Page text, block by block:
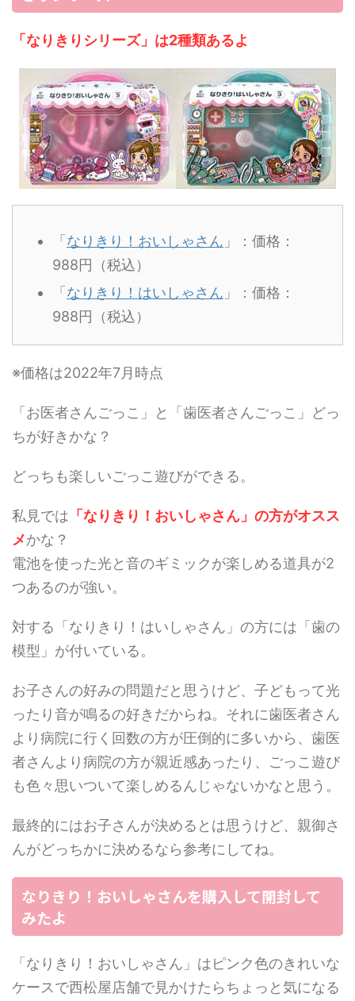
「なりきりシリーズ」は2種類あるよ
「なりきり！おいしゃさん 」：価格：
988円（税込）
「なりきり！はいしゃさん 」：価格：
988円（税込）
※価格は2022年7月時点
「お医者さんごっこ」と「歯医者さんごっこ」どっ
ちが好きかな？
どっちも楽しいごっこ遊びができる。
私見では 「なりきり！おいしゃさん」の方がオスス
メかな？
電池を使った光と音のギミックが楽しめる道具が2
つあるのが強い。
対する「なりきり！はいしゃさん」の方には「歯の
模型」が付いている。
お子さんの好みの問題だと思うけど、子どもって光
ったり音が鳴るの好きだからね。それに歯医者さん
より病院に行く回数の方が圧倒的に多いから、歯医
者さんより病院の方が親近感あったり、ごっこ遊び
も色々思いついて楽しめるんじゃないかなと思う。
最終的にはお子さんが決めるとは思うけど、親御さ
んがどっちかに決めるなら参考にしてね。
なりきり！おいしゃさんを購入して開封して
みたよ
「なりきり！おいしゃさん」はピンク色のきれいな
ケースで西松屋店舗で見かけたらちょっと気になる